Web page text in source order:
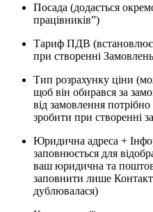
Посада (додається
працівників”)
Тариф ПДВ
при створенні
Тип розрахунку ціни
щоб він обирався за
від замовлення
зробити при створенні
Юридична адреса +
заповнюється для
ваш юридична та
заповнити лише
дублювалася)